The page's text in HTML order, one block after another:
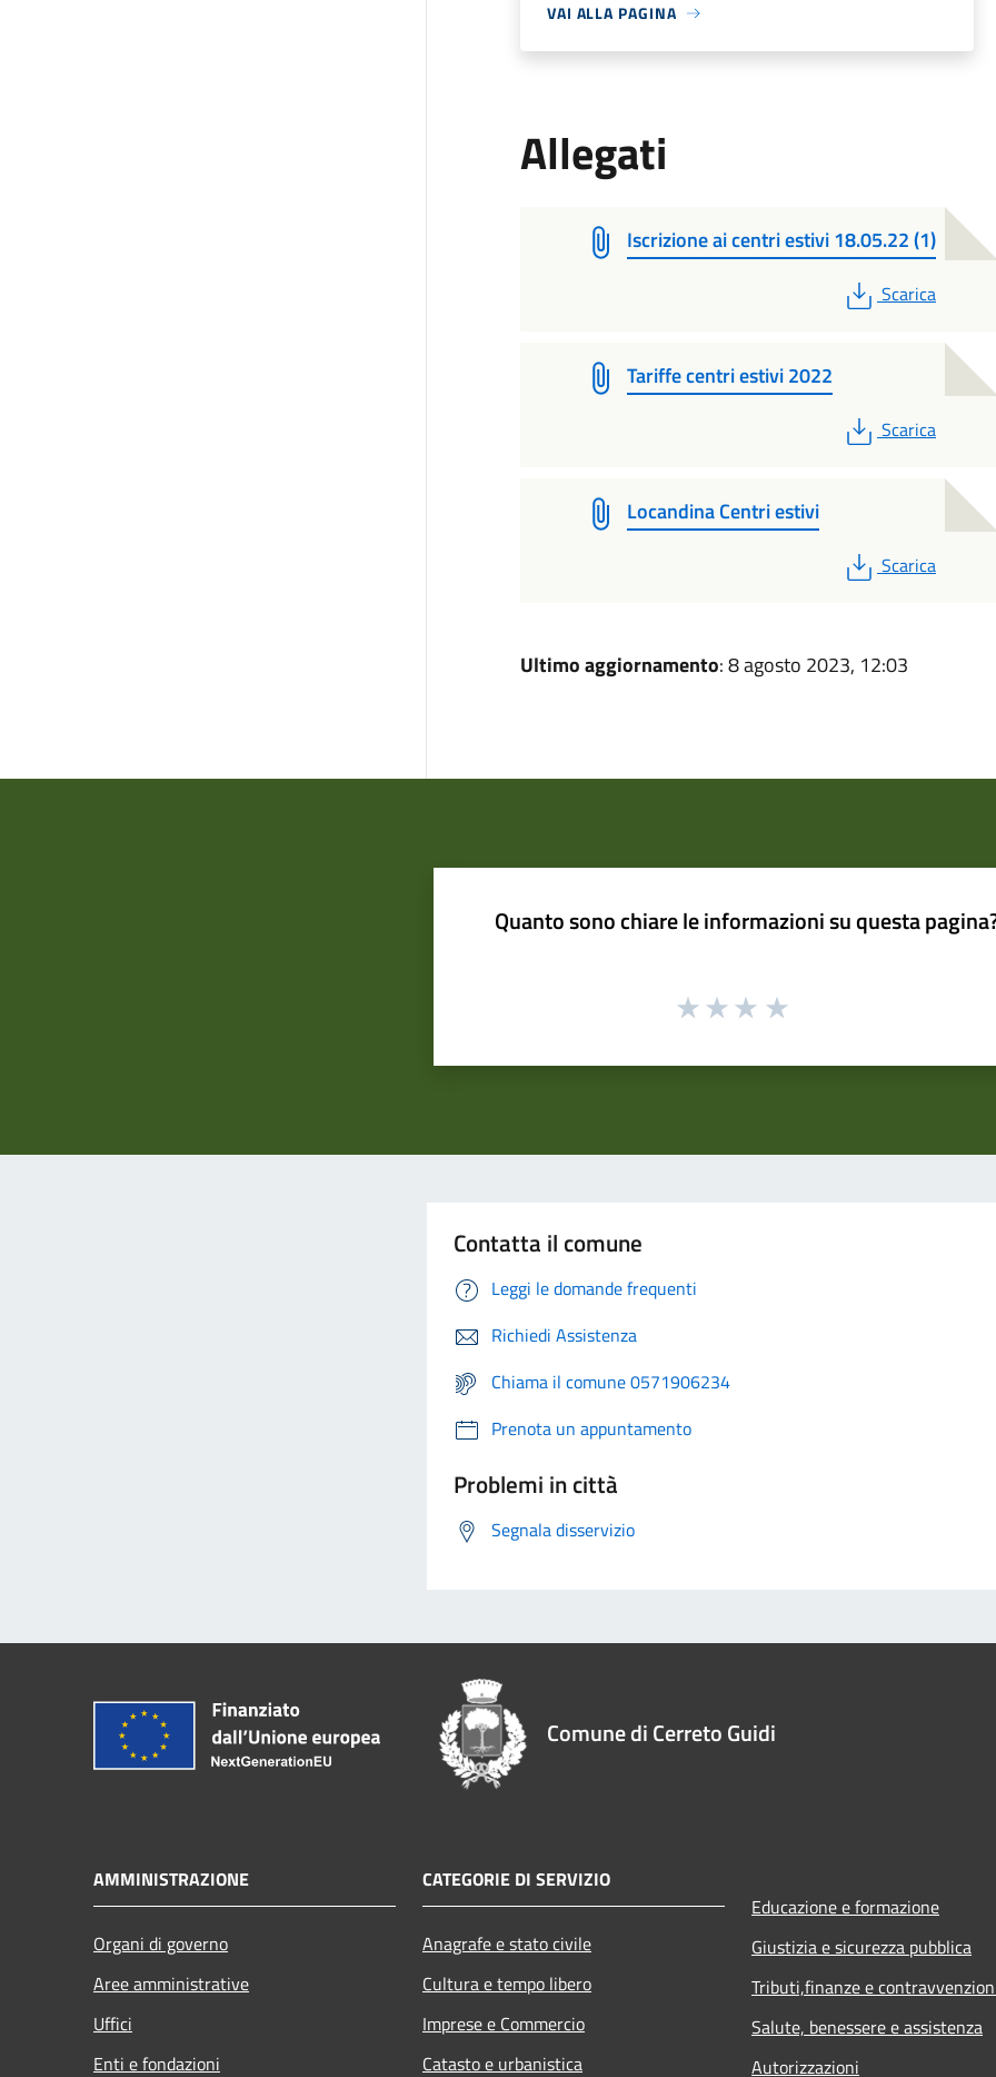
VAI ALLA PAGINA
Allegati
Iscrizione ai centri estivi 18.05.22 (1)
PDF
Scarica
Tariffe centri estivi 2022
PDF
Scarica
Locandina Centri estivi
PDF
Scarica
Ultimo aggiornamento: 8 agosto 2023, 12:03
Quanto sono chiare le informazioni su questa
Contatta il comune
Leggi le domande frequenti
Richiedi Assistenza
Chiama il comune 0571906234
Prenota un appuntamento
Problemi in città
Segnala disservizio
Comune di Cerreto Guidi
AMMINISTRAZIONE
Organi di governo
Aree amministrative
Uffici
Enti e fondazioni
CATEGORIE DI SERVIZIO
Anagrafe e stato civile
Cultura e tempo libero
Imprese e Commercio
Catasto e urbanistica
Educazione e formazione
Giustizia e sicurezza pubblica
Tributi,finanze e
Salute, benessere e assistenza
Autorizzazioni